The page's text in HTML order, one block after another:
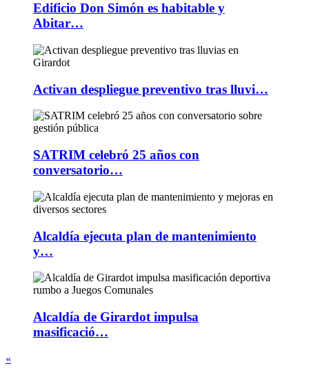
Edificio Don Simón es habitable y
Abitar…
Activan despliegue preventivo tras lluvi…
SATRIM celebró 25 años con
conversatorio…
Alcaldía ejecuta plan de mantenimiento
y…
Alcaldía de Girardot impulsa
masificació…
«